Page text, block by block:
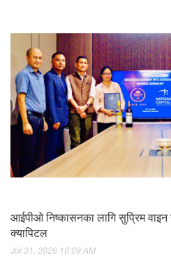
आईपीओ निष्कासनका लागि सुप्रिम
क्यापिटल
Jul 31, 2026 10:09 AM